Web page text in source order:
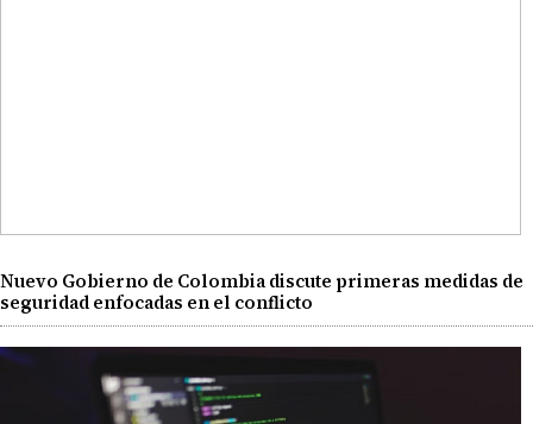
Nuevo Gobierno de Colombia discute primeras medidas de
seguridad enfocadas en el conflicto